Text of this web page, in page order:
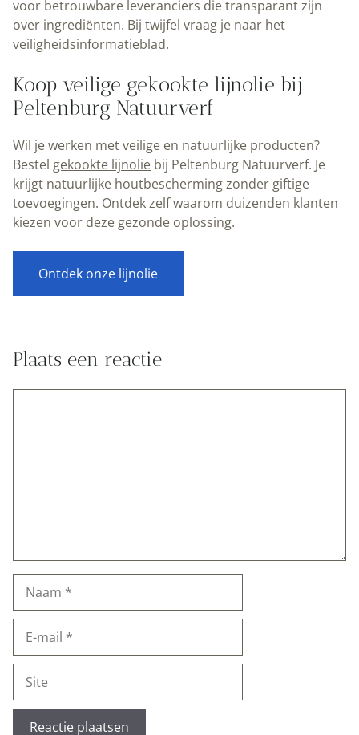
voor betrouwbare leveranciers die transparant zijn
over ingrediënten. Bij twijfel vraag je naar het
veiligheidsinformatieblad.
Koop veilige gekookte lijnolie bij
Peltenburg Natuurverf
Wil je werken met veilige en natuurlijke producten?
Bestel gekookte lijnolie bij Peltenburg Natuurverf. Je
krijgt natuurlijke houtbescherming zonder giftige
toevoegingen. Ontdek zelf waarom duizenden klanten
kiezen voor deze gezonde oplossing.
Ontdek onze lijnolie
Plaats een reactie
mail
Site